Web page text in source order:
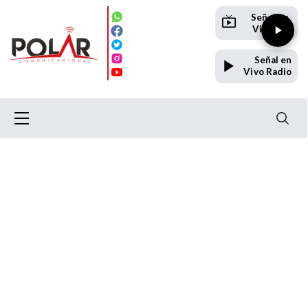
Señal en
Vivo TV
Señal en
Vivo Radio